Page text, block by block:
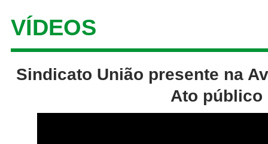
VÍDEOS
Sindicato União presente na
Ato público